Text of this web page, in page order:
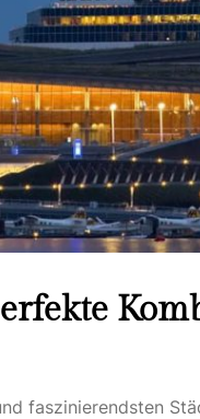
Phoenix
Stadt
und
faszinierendsten